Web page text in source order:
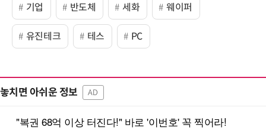
기업 반도체 세화 웨이퍼
유진테크 테스 PC
놓치면 아쉬운 정보 AD